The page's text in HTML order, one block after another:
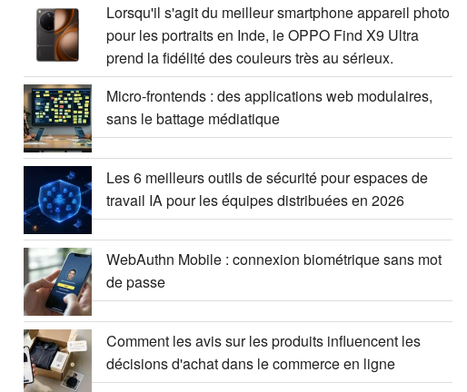
Lorsqu'il s'agit du meilleur smartphone appareil photo
pour les portraits en Inde, le OPPO Find X9 Ultra
prend la fidélité des couleurs très au sérieux.
Micro-frontends : des applications web modulaires,
sans le battage médiatique
Les 6 meilleurs outils de sécurité pour espaces de
travail IA pour les équipes distribuées en 2026
WebAuthn Mobile : connexion biométrique sans mot
de passe
Comment les avis sur les produits influencent les
décisions d'achat dans le commerce en ligne